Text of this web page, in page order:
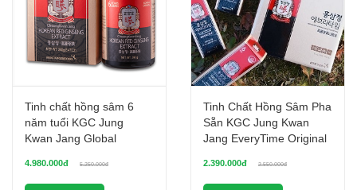
Tinh chất hồng sâm 6
năm tuổi KGC Jung
Kwan Jang Global
xuất khẩu
4.980.000đ 5.250.000đ
Tinh Chất Hồng Sâm Pha
Sẵn KGC Jung Kwan
Jang EveryTime Original
2.390.000đ 2.550.000đ